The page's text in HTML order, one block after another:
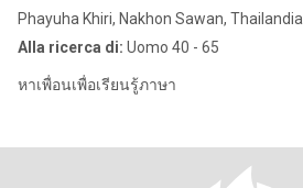
Phayuha Khiri, Nakhon Sawan, Thailandia
Alla ricerca di: Uomo 40 - 65
หาเพื่อนเพื่อเรียนรู้ภาษา